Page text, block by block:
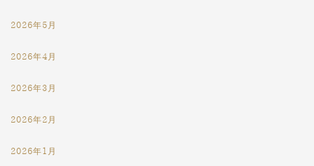
2026年5月
2026年4月
2026年3月
2026年2月
2026年1月